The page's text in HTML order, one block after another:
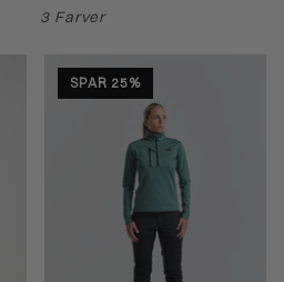
3 Farver
SPAR 25%